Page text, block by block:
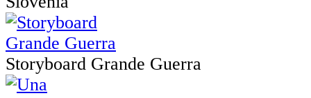
Storyboard Grande Guerra